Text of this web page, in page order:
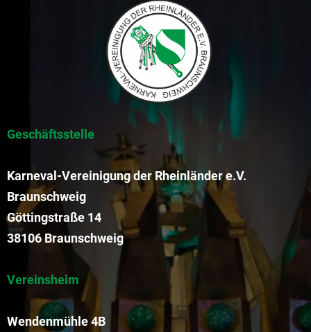
Geschäftsstelle
Karneval-Vereinigung der Rheinländer e.V.
Braunschweig
Göttingstraße 14
38106 Braunschweig
Vereinsheim
Wendenmühle 4B